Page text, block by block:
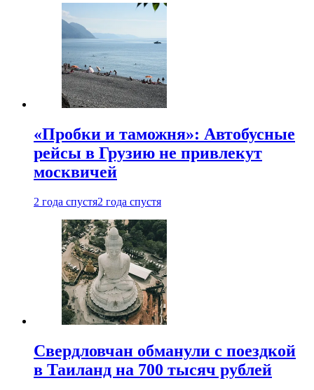
«Пробки и таможня»: Автобусные
рейсы в Грузию не привлекут
москвичей
2 года спустя2 года спустя
Свердловчан обманули с поездкой
в Таиланд на 700 тысяч рублей